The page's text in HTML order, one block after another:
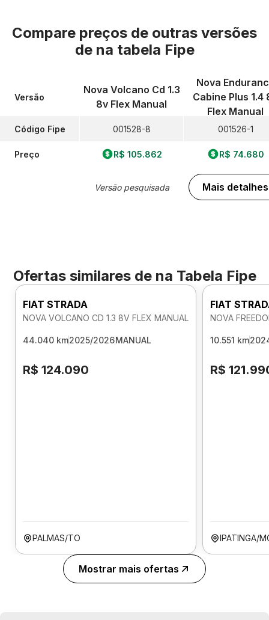
Compare preços de outras versões
de na tabela Fipe
Versão
Código Fipe
Preço
Nova Volcano Cd 1.3
8v Flex Manual
001528-8
R$ 105.862
Versão pesquisada
Nova
Cabine Plus 1.4
Flex Manual
001526-1
R$ 74.680
Mais detalhes
Ofertas similares de na Tabela Fipe
FIAT STRADA
NOVA VOLCANO CD 1.3 8V FLEX MANUAL
44.040 km2025/2026MANUAL
R$ 124.090
PALMAS/TO
FIAT
NOVA
10.551 km
R$
IPATINGA/
Mostrar mais ofertas